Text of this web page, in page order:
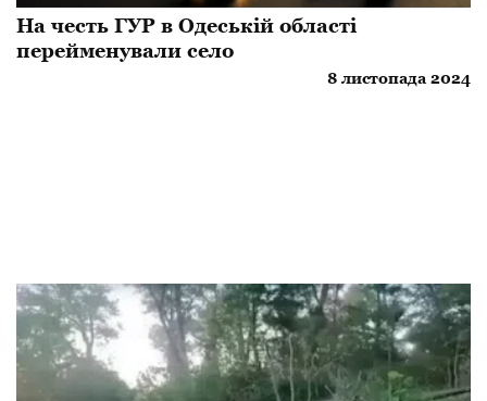
​На честь ГУР в Одеській області
перейменували село
8 листопада 2024